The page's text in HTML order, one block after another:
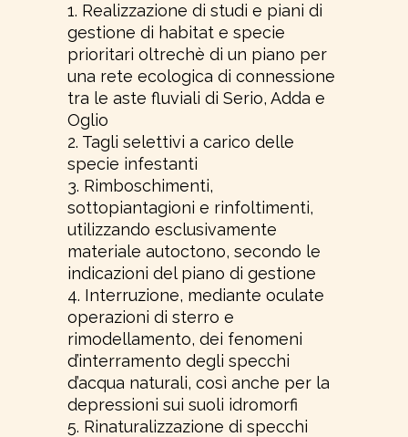
1. Realizzazione di studi e piani di
gestione di habitat e specie
prioritari oltrechè di un piano per
una rete ecologica di connessione
tra le aste fluviali di Serio, Adda e
Oglio
2. Tagli selettivi a carico delle
specie infestanti
3. Rimboschimenti,
sottopiantagioni e rinfoltimenti,
utilizzando esclusivamente
materiale autoctono, secondo le
indicazioni del piano di gestione
4. Interruzione, mediante oculate
operazioni di sterro e
rimodellamento, dei fenomeni
d’interramento degli specchi
d’acqua naturali, così anche per la
depressioni sui suoli idromorfi
5. Rinaturalizzazione di specchi